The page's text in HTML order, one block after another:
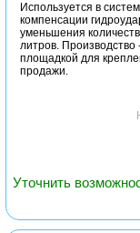
Используется в
компенсации
уменьшения
литров.
площадкой для
продажи.
Уточнить